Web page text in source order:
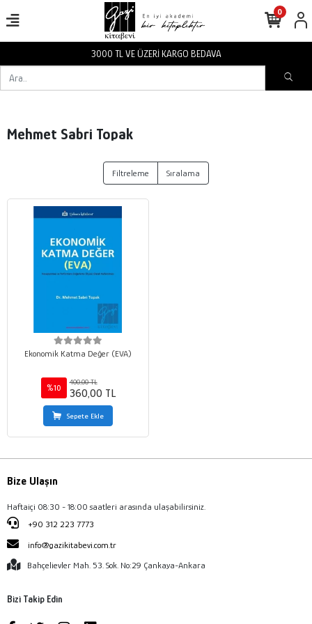
3000 TL VE ÜZERİ KARGO BEDAVA
0
Mehmet Sabri Topak
Filtreleme Sıralama
Ekonomik Katma Değer (EVA)
%10
400,00 TL
360,00 TL
Sepete Ekle
Bize Ulaşın
Haftaiçi 08:30 - 18:00 saatleri arasında ulaşabilirsiniz.
+90 312 223 7773
info@gazikitabevi.com.tr
Bahçelievler Mah. 53. Sok. No:29 Çankaya-Ankara
Bizi Takip Edin